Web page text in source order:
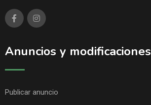
Anuncios y modificaciones
Publicar anuncio